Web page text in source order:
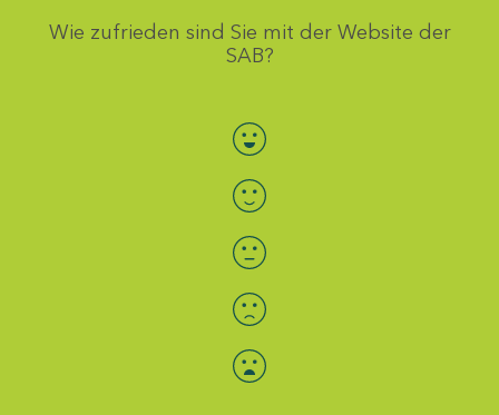
Wie zufrieden sind Sie mit der Website der
SAB?
Bewertung auswählen